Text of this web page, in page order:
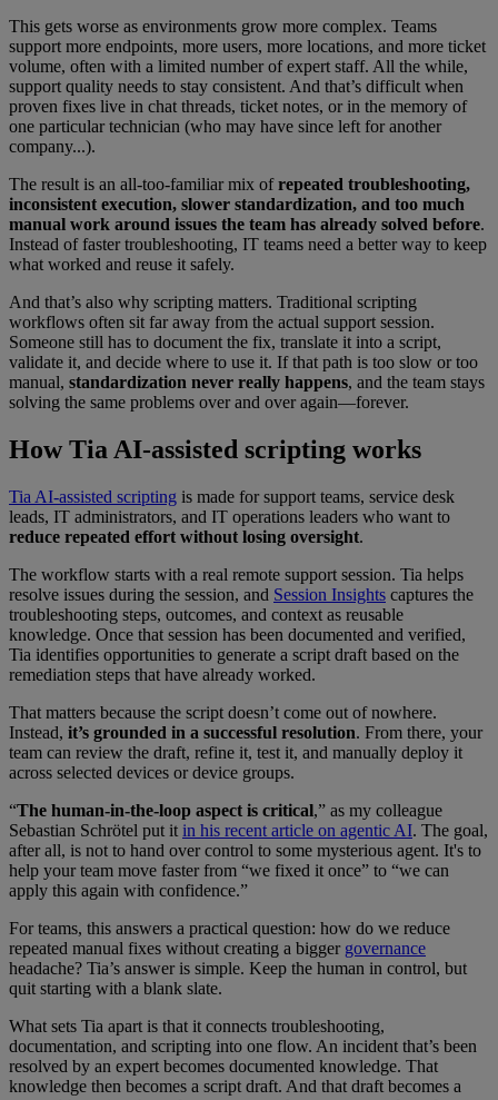
This gets worse as environments grow more complex. Teams
support more endpoints, more users, more locations, and more ticket
volume, often with a limited number of expert staff. All the while,
support quality needs to stay consistent. And that’s difficult when
proven fixes live in chat threads, ticket notes, or in the memory of
one particular technician (who may have since left for another
company...).
The result is an all-too-familiar mix ofrepeated troubleshooting,
inconsistent execution, slower standardization, and too much
manual work around issues the team has already solved before.
Instead of faster troubleshooting, IT teams need a better way to keep
what worked and reuse it safely.
And that’s also why scripting matters. Traditional scripting
workflows often sit far away from the actual support session.
Someone still has to document the fix, translate it into a script,
validate it, and decide where to use it. If that path is too slow or too
manual, standardization never really happens, and the team stays
solving the same problems over and over again—forever.
How Tia AI-assisted scripting works
Tia AI-assisted scripting is made for support teams, service desk
leads, IT administrators, and IT operations leaders who want to
reduce repeated effort without losing oversight.
The workflow starts with a real remote support session. Tia helps
resolve issues during the session, and Session Insights captures the
troubleshooting steps, outcomes, and context as reusable
knowledge. Once that session has been documented and verified,
Tia identifies opportunities to generate a script draft based on the
remediation steps that have already worked.
That matters because the script doesn’t come out of nowhere.
Instead, it’s grounded in a successful resolution. From there, your
team can review the draft, refine it, test it, and manually deploy it
across selected devices or device groups.
“The human-in-the-loop aspect is critical,” as my colleague
Sebastian Schrötel put it in his recent article on agentic AI. The goal,
after all, is not to hand over control to some mysterious agent. It's to
help your team move faster from “we fixed it once” to “we can
apply this again with confidence.”
For teams, this answers a practical question: how do we reduce
repeated manual fixes without creating a bigger governance
headache? Tia’s answer is simple. Keep the human in control, but
quit starting with a blank slate.
What sets Tia apart is that it connects troubleshooting,
documentation, and scripting into one flow. An incident that’s been
resolved by an expert becomes documented knowledge. That
knowledge then becomes a script draft. And that draft becomes a